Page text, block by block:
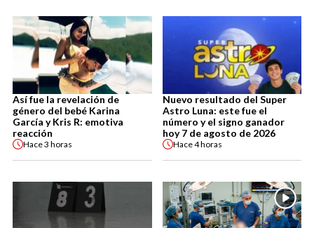
Así fue la revelación de
género del bebé Karina
García y Kris R: emotiva
reacción
Hace3 horas
Nuevo resultado del Super
Astro Luna: este fue el
número y el signo ganador
hoy 7 de agosto de 2026
Hace4 horas